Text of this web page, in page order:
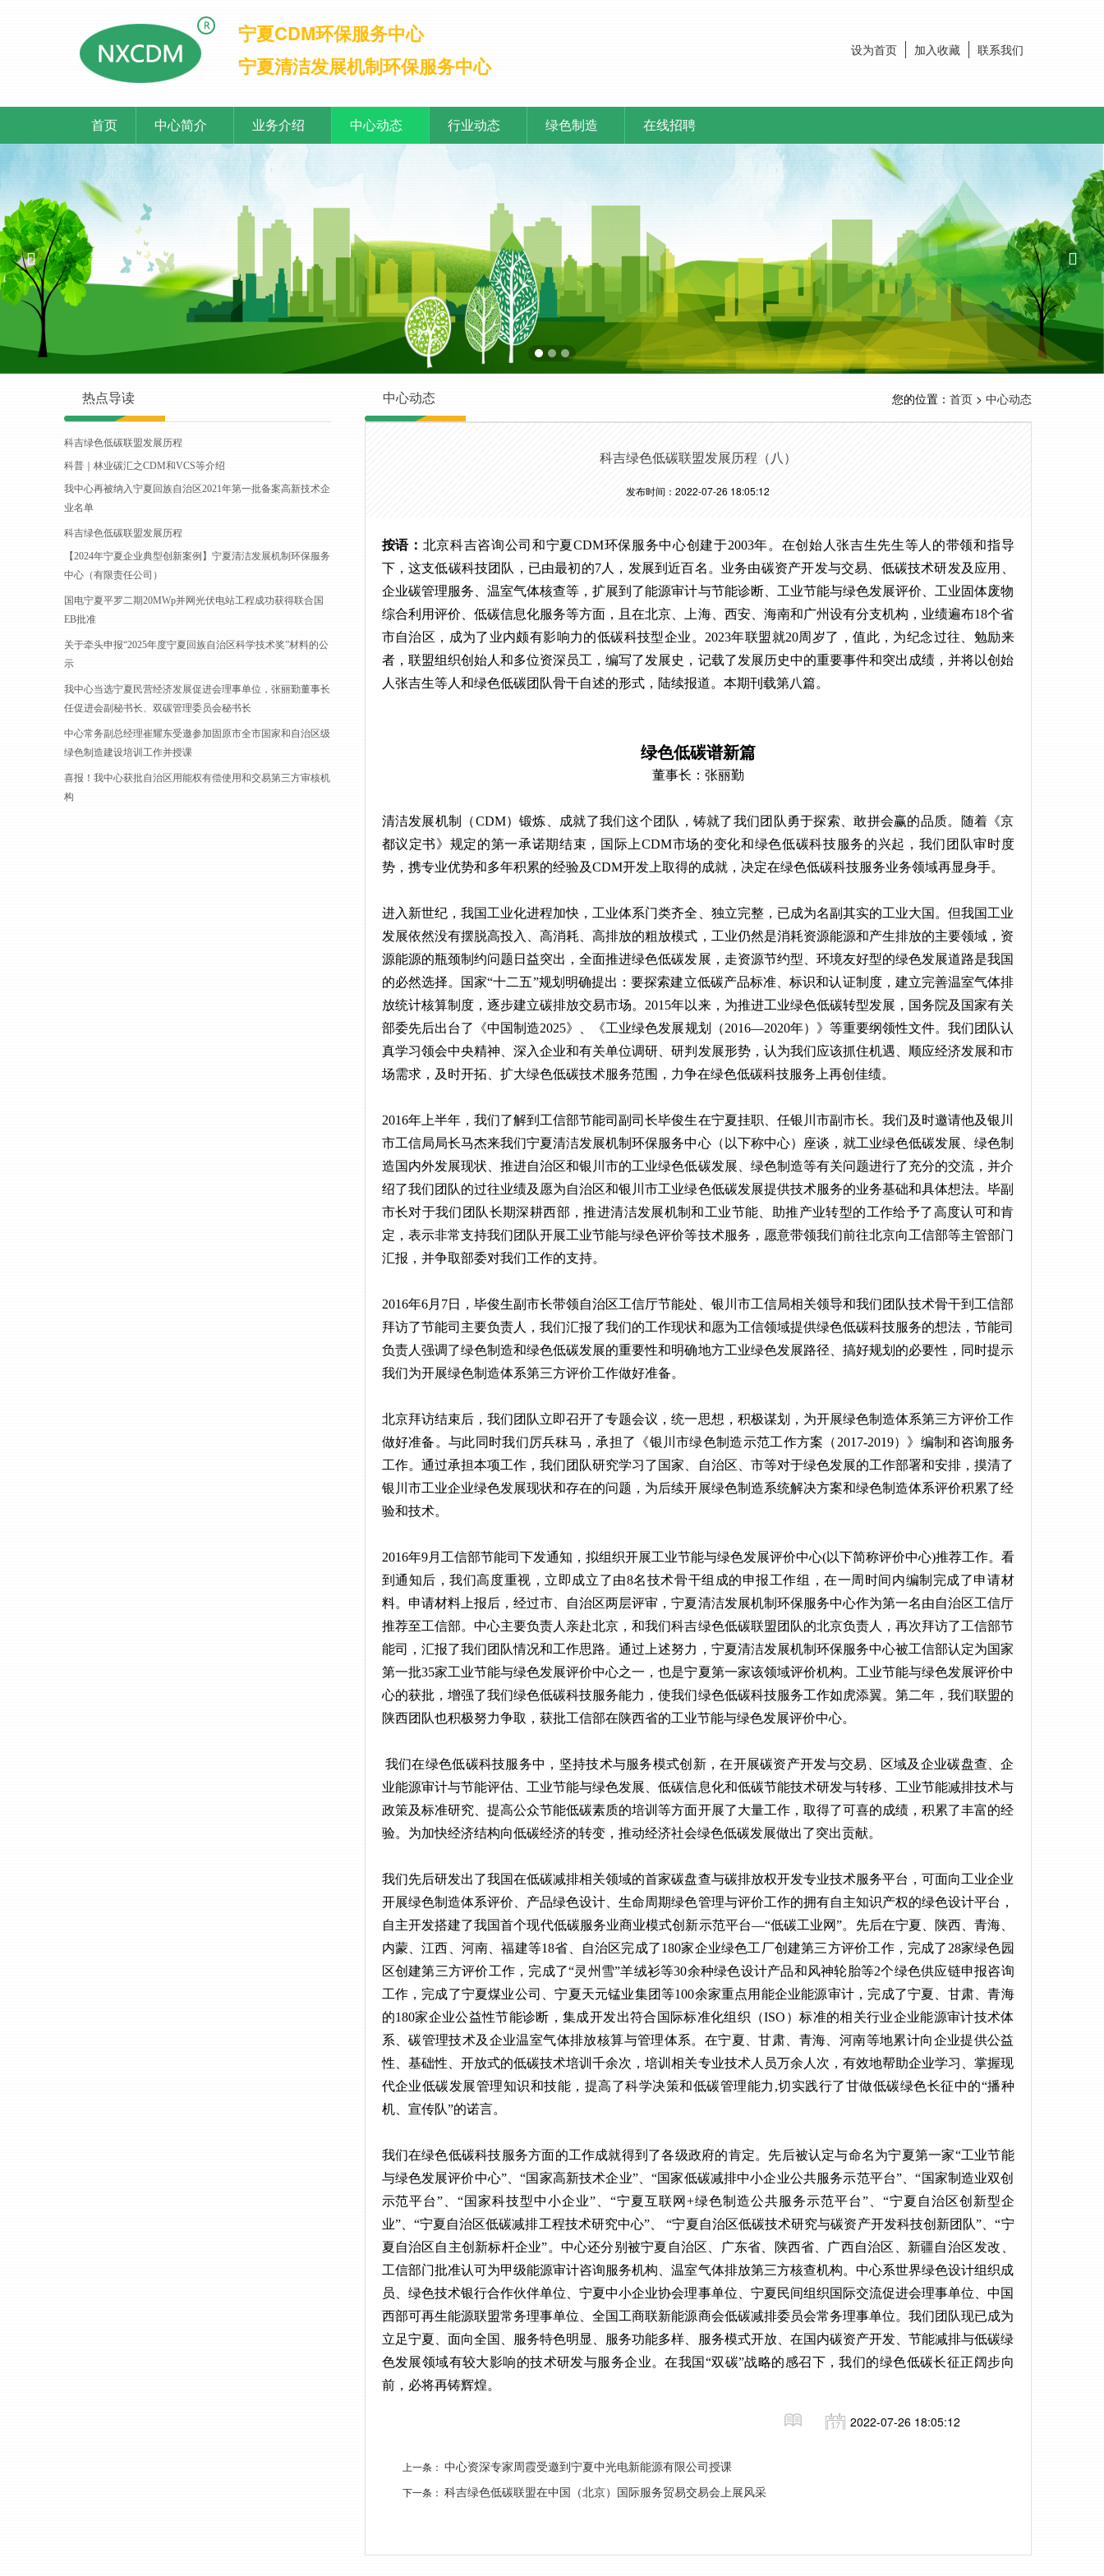
宁夏CDM环保服务中心
宁夏清洁发展机制环保服务中心
设为首页 加入收藏 联系我们
首页 中心简介 业务介绍 中心动态 行业动态 绿色制造 在线招聘
 
热点导读
科吉绿色低碳联盟发展历程
科普｜林业碳汇之CDM和VCS等介绍
我中心再被纳入宁夏回族自治区2021年第一批备案高新技术企
业名单
科吉绿色低碳联盟发展历程
【2024年宁夏企业典型创新案例】宁夏清洁发展机制环保服务
中心（有限责任公司）
国电宁夏平罗二期20MWp并网光伏电站工程成功获得联合国
EB批准
关于牵头申报“2025年度宁夏回族自治区科学技术奖”材料的公
示
我中心当选宁夏民营经济发展促进会理事单位，张丽勤董事长
任促进会副秘书长、双碳管理委员会秘书长
中心常务副总经理崔耀东受邀参加固原市全市国家和自治区级
绿色制造建设培训工作并授课
喜报！我中心获批自治区用能权有偿使用和交易第三方审核机
构
中心动态 您的位置： 首页> 中心动态
科吉绿色低碳联盟发展历程（八）
发布时间：2022-07-26 18:05:12
按语： 北京科吉咨询公司和宁夏CDM环保服务中心创建于2003年。在创始人张吉生先生等人的带领和指导
下，这支低碳科技团队，已由最初的7人，发展到近百名。业务由碳资产开发与交易、低碳技术研发及应用、
企业碳管理服务、温室气体核查等，扩展到了能源审计与节能诊断、工业节能与绿色发展评价、工业固体废物
综合利用评价、低碳信息化服务等方面，且在北京、上海、西安、海南和广州设有分支机构，业绩遍布18个省
市自治区，成为了业内颇有影响力的低碳科技型企业。2023年联盟就20周岁了，值此，为纪念过往、勉励来
者，联盟组织创始人和多位资深员工，编写了发展史，记载了发展历史中的重要事件和突出成绩，并将以创始
人张吉生等人和绿色低碳团队骨干自述的形式，陆续报道。本期刊载第八篇。
绿色低碳谱新篇
董事长：张丽勤
清洁发展机制（CDM）锻炼、成就了我们这个团队，铸就了我们团队勇于探索、敢拼会赢的品质。随着《京
都议定书》规定的第一承诺期结束，国际上CDM市场的变化和绿色低碳科技服务的兴起，我们团队审时度
势，携专业优势和多年积累的经验及CDM开发上取得的成就，决定在绿色低碳科技服务业务领域再显身手。
进入新世纪，我国工业化进程加快，工业体系门类齐全、独立完整，已成为名副其实的工业大国。但我国工业
发展依然没有摆脱高投入、高消耗、高排放的粗放模式，工业仍然是消耗资源能源和产生排放的主要领域，资
源能源的瓶颈制约问题日益突出，全面推进绿色低碳发展，走资源节约型、环境友好型的绿色发展道路是我国
的必然选择。国家“十二五”规划明确提出：要探索建立低碳产品标准、标识和认证制度，建立完善温室气体排
放统计核算制度，逐步建立碳排放交易市场。2015年以来，为推进工业绿色低碳转型发展，国务院及国家有关
部委先后出台了《中国制造2025》、《工业绿色发展规划（2016—2020年）》等重要纲领性文件。我们团队认
真学习领会中央精神、深入企业和有关单位调研、研判发展形势，认为我们应该抓住机遇、顺应经济发展和市
场需求，及时开拓、扩大绿色低碳技术服务范围，力争在绿色低碳科技服务上再创佳绩。
2016年上半年，我们了解到工信部节能司副司长毕俊生在宁夏挂职、任银川市副市长。我们及时邀请他及银川
市工信局局长马杰来我们宁夏清洁发展机制环保服务中心（以下称中心）座谈，就工业绿色低碳发展、绿色制
造国内外发展现状、推进自治区和银川市的工业绿色低碳发展、绿色制造等有关问题进行了充分的交流，并介
绍了我们团队的过往业绩及愿为自治区和银川市工业绿色低碳发展提供技术服务的业务基础和具体想法。毕副
市长对于我们团队长期深耕西部，推进清洁发展机制和工业节能、助推产业转型的工作给予了高度认可和肯
定，表示非常支持我们团队开展工业节能与绿色评价等技术服务，愿意带领我们前往北京向工信部等主管部门
汇报，并争取部委对我们工作的支持。
2016年6月7日，毕俊生副市长带领自治区工信厅节能处、银川市工信局相关领导和我们团队技术骨干到工信部
拜访了节能司主要负责人，我们汇报了我们的工作现状和愿为工信领域提供绿色低碳科技服务的想法，节能司
负责人强调了绿色制造和绿色低碳发展的重要性和明确地方工业绿色发展路径、搞好规划的必要性，同时提示
我们为开展绿色制造体系第三方评价工作做好准备。
北京拜访结束后，我们团队立即召开了专题会议，统一思想，积极谋划，为开展绿色制造体系第三方评价工作
做好准备。与此同时我们厉兵秣马，承担了《银川市绿色制造示范工作方案（2017-2019）》编制和咨询服务
工作。通过承担本项工作，我们团队研究学习了国家、自治区、市等对于绿色发展的工作部署和安排，摸清了
银川市工业企业绿色发展现状和存在的问题，为后续开展绿色制造系统解决方案和绿色制造体系评价积累了经
验和技术。
2016年9月工信部节能司下发通知，拟组织开展工业节能与绿色发展评价中心(以下简称评价中心)推荐工作。看
到通知后，我们高度重视，立即成立了由8名技术骨干组成的申报工作组，在一周时间内编制完成了申请材
料。申请材料上报后，经过市、自治区两层评审，宁夏清洁发展机制环保服务中心作为第一名由自治区工信厅
推荐至工信部。中心主要负责人亲赴北京，和我们科吉绿色低碳联盟团队的北京负责人，再次拜访了工信部节
能司，汇报了我们团队情况和工作思路。通过上述努力，宁夏清洁发展机制环保服务中心被工信部认定为国家
第一批35家工业节能与绿色发展评价中心之一，也是宁夏第一家该领域评价机构。工业节能与绿色发展评价中
心的获批，增强了我们绿色低碳科技服务能力，使我们绿色低碳科技服务工作如虎添翼。第二年，我们联盟的
陕西团队也积极努力争取，获批工信部在陕西省的工业节能与绿色发展评价中心。
我们在绿色低碳科技服务中，坚持技术与服务模式创新，在开展碳资产开发与交易、区域及企业碳盘查、企
业能源审计与节能评估、工业节能与绿色发展、低碳信息化和低碳节能技术研发与转移、工业节能减排技术与
政策及标准研究、提高公众节能低碳素质的培训等方面开展了大量工作，取得了可喜的成绩，积累了丰富的经
验。为加快经济结构向低碳经济的转变，推动经济社会绿色低碳发展做出了突出贡献。
我们先后研发出了我国在低碳减排相关领域的首家碳盘查与碳排放权开发专业技术服务平台，可面向工业企业
开展绿色制造体系评价、产品绿色设计、生命周期绿色管理与评价工作的拥有自主知识产权的绿色设计平台，
自主开发搭建了我国首个现代低碳服务业商业模式创新示范平台—“低碳工业网”。先后在宁夏、陕西、青海、
内蒙、江西、河南、福建等18省、自治区完成了180家企业绿色工厂创建第三方评价工作，完成了28家绿色园
区创建第三方评价工作，完成了“灵州雪”羊绒衫等30余种绿色设计产品和风神轮胎等2个绿色供应链申报咨询
工作，完成了宁夏煤业公司、宁夏天元锰业集团等100余家重点用能企业能源审计，完成了宁夏、甘肃、青海
的180家企业公益性节能诊断，集成开发出符合国际标准化组织（ISO）标准的相关行业企业能源审计技术体
系、碳管理技术及企业温室气体排放核算与管理体系。在宁夏、甘肃、青海、河南等地累计向企业提供公益
性、基础性、开放式的低碳技术培训千余次，培训相关专业技术人员万余人次，有效地帮助企业学习、掌握现
代企业低碳发展管理知识和技能，提高了科学决策和低碳管理能力,切实践行了甘做低碳绿色长征中的“播种
机、宣传队”的诺言。
我们在绿色低碳科技服务方面的工作成就得到了各级政府的肯定。先后被认定与命名为宁夏第一家“工业节能
与绿色发展评价中心”、“国家高新技术企业”、“国家低碳减排中小企业公共服务示范平台”、“国家制造业双创
示范平台”、“国家科技型中小企业”、“宁夏互联网+绿色制造公共服务示范平台”、“宁夏自治区创新型企
业”、“宁夏自治区低碳减排工程技术研究中心”、 “宁夏自治区低碳技术研究与碳资产开发科技创新团队”、“宁
夏自治区自主创新标杆企业”。中心还分别被宁夏自治区、广东省、陕西省、广西自治区、新疆自治区发改、
工信部门批准认可为甲级能源审计咨询服务机构、温室气体排放第三方核查机构。中心系世界绿色设计组织成
员、绿色技术银行合作伙伴单位、宁夏中小企业协会理事单位、宁夏民间组织国际交流促进会理事单位、中国
西部可再生能源联盟常务理事单位、全国工商联新能源商会低碳减排委员会常务理事单位。我们团队现已成为
立足宁夏、面向全国、服务特色明显、服务功能多样、服务模式开放、在国内碳资产开发、节能减排与低碳绿
色发展领域有较大影响的技术研发与服务企业。在我国“双碳”战略的感召下，我们的绿色低碳长征正阔步向
前，必将再铸辉煌。
2022-07-26 18:05:12
上一条： 中心资深专家周霞受邀到宁夏中光电新能源有限公司授课
下一条： 科吉绿色低碳联盟在中国（北京）国际服务贸易交易会上展风采